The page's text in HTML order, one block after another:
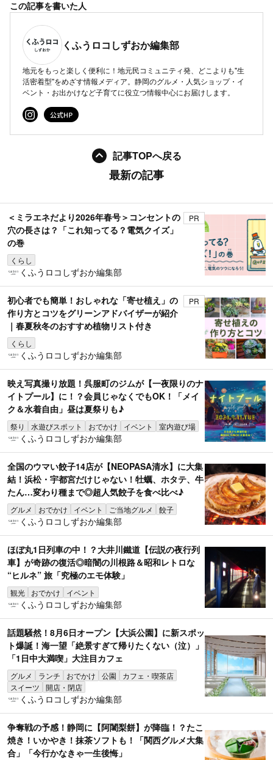
この記事を書いた人
くふうロコしずおか編集部
地元をもっと楽しく便利に！地元民コミュニティ発、どこよりも"生
活密着型"をめざす情報メディア。静岡のグルメ・人気ショップ・イ
ベント・お出かけなど子育てに役立つ情報中心にお届けします。
記事TOPへ戻る
最新の記事
＜ミラエネだより2026年春号＞コンセントの
穴の長さは？「これ知ってる？電気クイズ」
の巻
くらし
PR
くふうロコしずおか編集部
初心者でも簡単！おしゃれな「寄せ植え」の
作り方とコツをグリーンアドバイザーが紹介
｜春夏秋冬のおすすめ植物リスト付き
くらし
PR
くふうロコしずおか編集部
映え写真撮り放題！呉服町のジムが【一夜限りのナ
イトプール】に！？会員じゃなくでもOK！「メイ
ク＆水着自由」昼は夏祭りも♪
祭り 水遊びスポット おでかけ イベント 室内遊び場
くふうロコしずおか編集部
全国のウマい餃子14店が【NEOPASA清水】に大集
結！浜松・宇都宮だけじゃない！牡蠣、ホタテ、牛
たん…変わり種まで◎超人気餃子を食べ比べ♪
グルメ おでかけ イベント ご当地グルメ 餃子
くふうロコしずおか編集部
ほぼ丸1日列車の中！？大井川鐵道【伝説の夜行列
車】が奇跡の復活◎暗闇の川根路＆昭和レトロな
“ヒルネ” 旅「究極のエモ体験」
観光 おでかけ イベント
くふうロコしずおか編集部
話題騒然！8月6日オープン【大浜公園】に新スポッ
ト爆誕！海一望「絶景すぎて帰りたくない（泣）」
「1日中大満喫」大注目カフェ
グルメ ランチ おでかけ 公園
カフェ・喫茶店
スイーツ
開店・閉店
くふうロコしずおか編集部
争奪戦の予感！静岡に【阿闍梨餅】が降臨！？たこ
焼き！いかやき！抹茶ソフトも！「関西グルメ大集
合」「今行かなきゃ一生後悔」